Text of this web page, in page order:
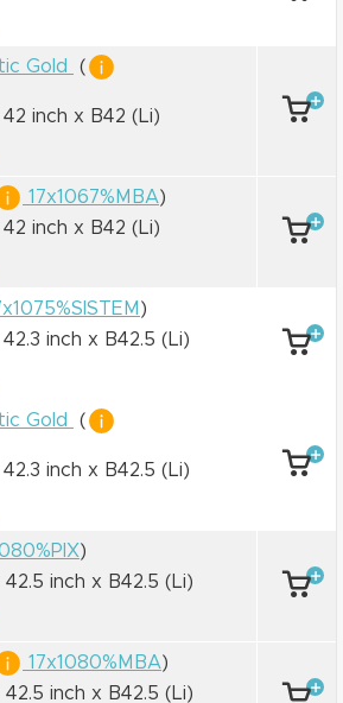
Gold
(
42 inch x B42 (Li)
17x1067%MBA)
42 inch x B42 (Li)
)
42.3 inch x B42.5 (Li)
Gold
(
42.3 inch x B42.5 (Li)
)
42.5 inch x B42.5 (Li)
17x1080%MBA)
42.5 inch x B42.5 (Li)